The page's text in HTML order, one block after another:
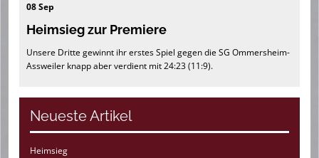
08 Sep
Heimsieg zur Premiere
Unsere Dritte gewinnt ihr erstes Spiel gegen die SG Ommersheim-
Assweiler knapp aber verdient mit 24:23 (11:9).
Neueste Artikel
Heimsieg